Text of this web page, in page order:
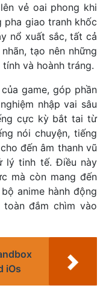
vẻ oai phong khi
pha giao tranh khốc
nổ xuất sắc, tất cả
tạo nên những
và hoành tráng.
game, góp phần
nhập vai sâu
cực kỳ bắt tai từ
nói chuyện, tiếng
đến âm thanh vũ
lý tinh tế. Điều này
mà còn mang đến
anime hành động
đắm chìm vào
iOs